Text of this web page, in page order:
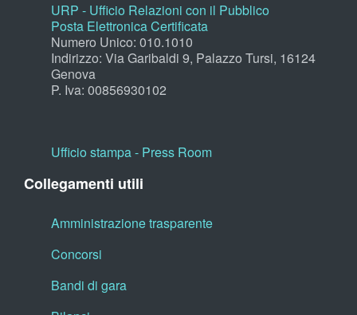
URP - Ufficio Relazioni con il Pubblico
Posta Elettronica Certificata
Numero Unico: 010.1010
Indirizzo: Via Garibaldi 9, Palazzo Tursi, 16124
Genova
P. Iva: 00856930102
Ufficio stampa - Press Room
Collegamenti utili
Amministrazione trasparente
Concorsi
Bandi di gara